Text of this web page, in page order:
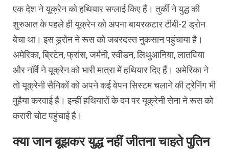
एक देश ने यूक्रेन को हथियार सप्लाई किए हैं। तुर्की ने युद्ध की
शुरुआत के पहले ही यूक्रेन को अपना बायरकटार टीबी-2 ड्रोन
बेचा था। इस ड्र्रोन ने रूस को जबरदस्त नुकसान पहुंचाया है।
अमेरिका, ब्रिटेन, फ्रांस, जर्मनी, स्वीडन, लिथुआनिया, लातविया
और नॉर्वे ने यूक्रेन को भारी मात्रा में हथियार दिए हैं। अमेरिका ने
तो यूक्रेनी सैनिकों को अपने कई वेपन सिस्टम चलाने की ट्रेनिंग भी
मुहैया करवाई है। इन्हीं हथियारों के दम पर यूक्रेनी सेना ने रूस को
करारी चोट पहुंचाई है।
क्या जान बूझकर युद्ध नहीं जीतना चाहते पुतिन